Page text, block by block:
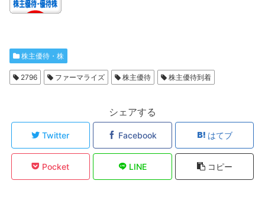
株主優待・株
2796 ファーマライズ 株主優待 株主優待到着
シェアする
Twitter Facebook はてブ
Pocket LINE コピー